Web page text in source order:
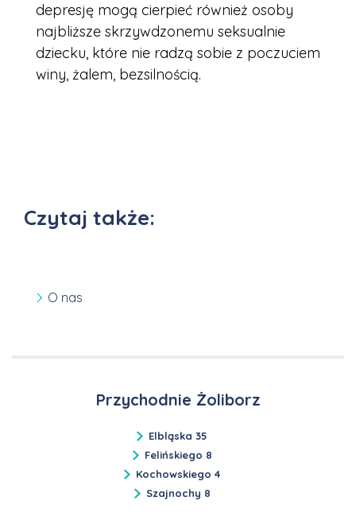
depresję mogą cierpieć również osoby
najbliższe skrzywdzonemu seksualnie
dziecku, które nie radzą sobie z poczuciem
winy, żalem, bezsilnością.
Czytaj także:
O nas
Przychodnie Żoliborz
Elbląska 35
Felińskiego 8
Kochowskiego 4
Szajnochy 8